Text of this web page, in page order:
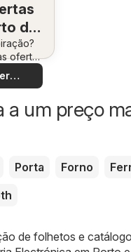
de
ofertas
você!
a um preço
Porta Forno
de folhetos e